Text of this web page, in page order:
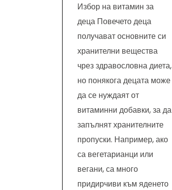
Избор на витамин за
деца Повечето деца
получават основните си
хранителни вещества
чрез здравословна диета,
но понякога децата може
да се нуждаят от
витаминни добавки, за да
запълнят хранителните
пропуски. Например, ако
са вегетарианци или
вегани, са много
придирчиви към яденето